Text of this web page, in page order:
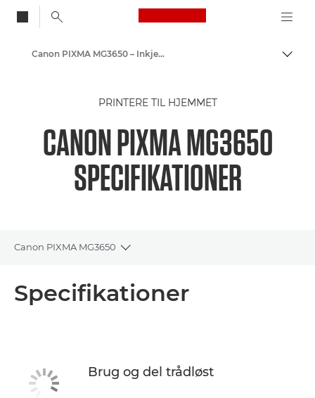
Canon Logo, back
Skift
Printere fra Canon
Canon PIXMA MG3650 – Inkjetfotoprintere
PRINTERE TIL HJEMMET
CANON PIXMA MG3650
SPECIFIKATIONER
Canon PIXMA MG3650
Toggle breadcrumbs
Specifikationer
Brug og del trådløst